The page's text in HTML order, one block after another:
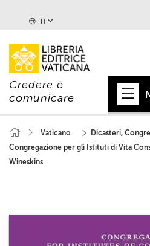
IT
Credere è
comunicare
PAPA
Vaticano
Dicasteri,
Congregazione per gli Istituti di Vita
Wineskins